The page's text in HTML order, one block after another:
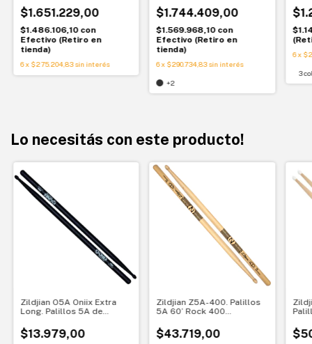
completo con herrajes (sin
platillos)
$1.651.229,00
$1.486.106,10 con
Efectivo (Retiro en
tienda)
6x $275.204,83 sin interés
potente para empezar en
serio
$1.744.409,00
$1.569.968,10 con
Efectivo (Retiro en
tienda)
6x $290.734,83 sin interés
+2
6x
3
Lo necesitás con este producto!
Zildjian O5A Oniix Extra
Long. Palillos 5A de
madera. Más alcance y
estilo negro
$13.979,00
Zildjian Z5A-400. Palillos
5A 60’ Rock 400
con punta de madera
$43.719,00
y